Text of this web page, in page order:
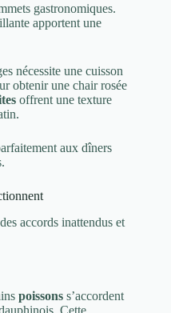
gastronomiques.
apportent une
nécessite une cuisson
obtenir une chair rosée
offrent une texture
aux dîners
accords inattendus et
poissons s’accordent